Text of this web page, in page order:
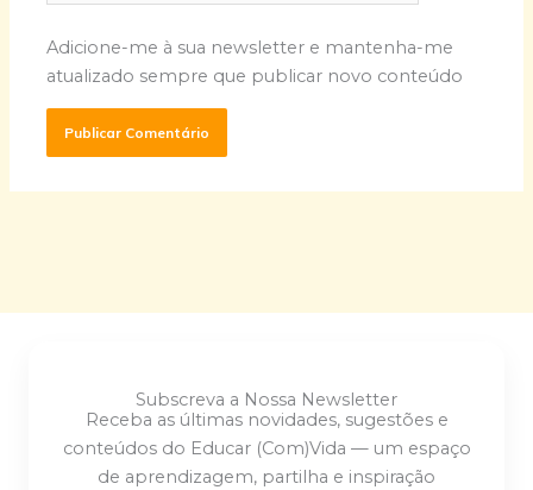
Adicione-me à sua newsletter e mantenha-me
atualizado sempre que publicar novo conteúdo
Subscreva a Nossa Newsletter
Receba as últimas novidades, sugestões e
conteúdos do Educar (Com)Vida — um espaço
de aprendizagem, partilha e inspiração